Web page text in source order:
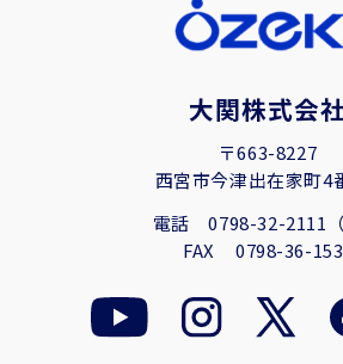
大関株式会社
〒663-8227
西宮市今津出在家町4
電話0798-32-2111（
FAX 0798-36-